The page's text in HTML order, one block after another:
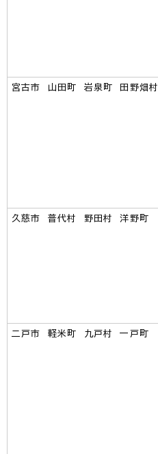
宮古市 山田町 岩泉町 田野畑村
久慈市 普代村 野田村 洋野町
二戸市 軽米町 九戸村 一戸町